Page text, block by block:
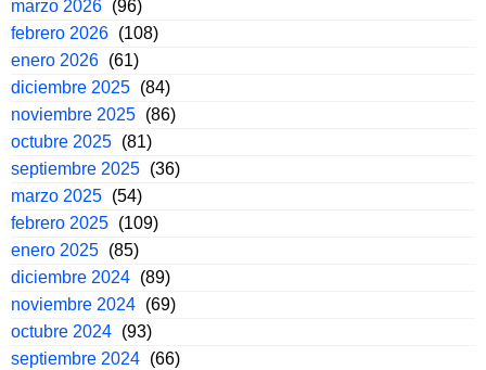
marzo 2026 (96)
febrero 2026 (108)
enero 2026 (61)
diciembre 2025 (84)
noviembre 2025 (86)
octubre 2025 (81)
septiembre 2025 (36)
marzo 2025 (54)
febrero 2025 (109)
enero 2025 (85)
diciembre 2024 (89)
noviembre 2024 (69)
octubre 2024 (93)
septiembre 2024 (66)